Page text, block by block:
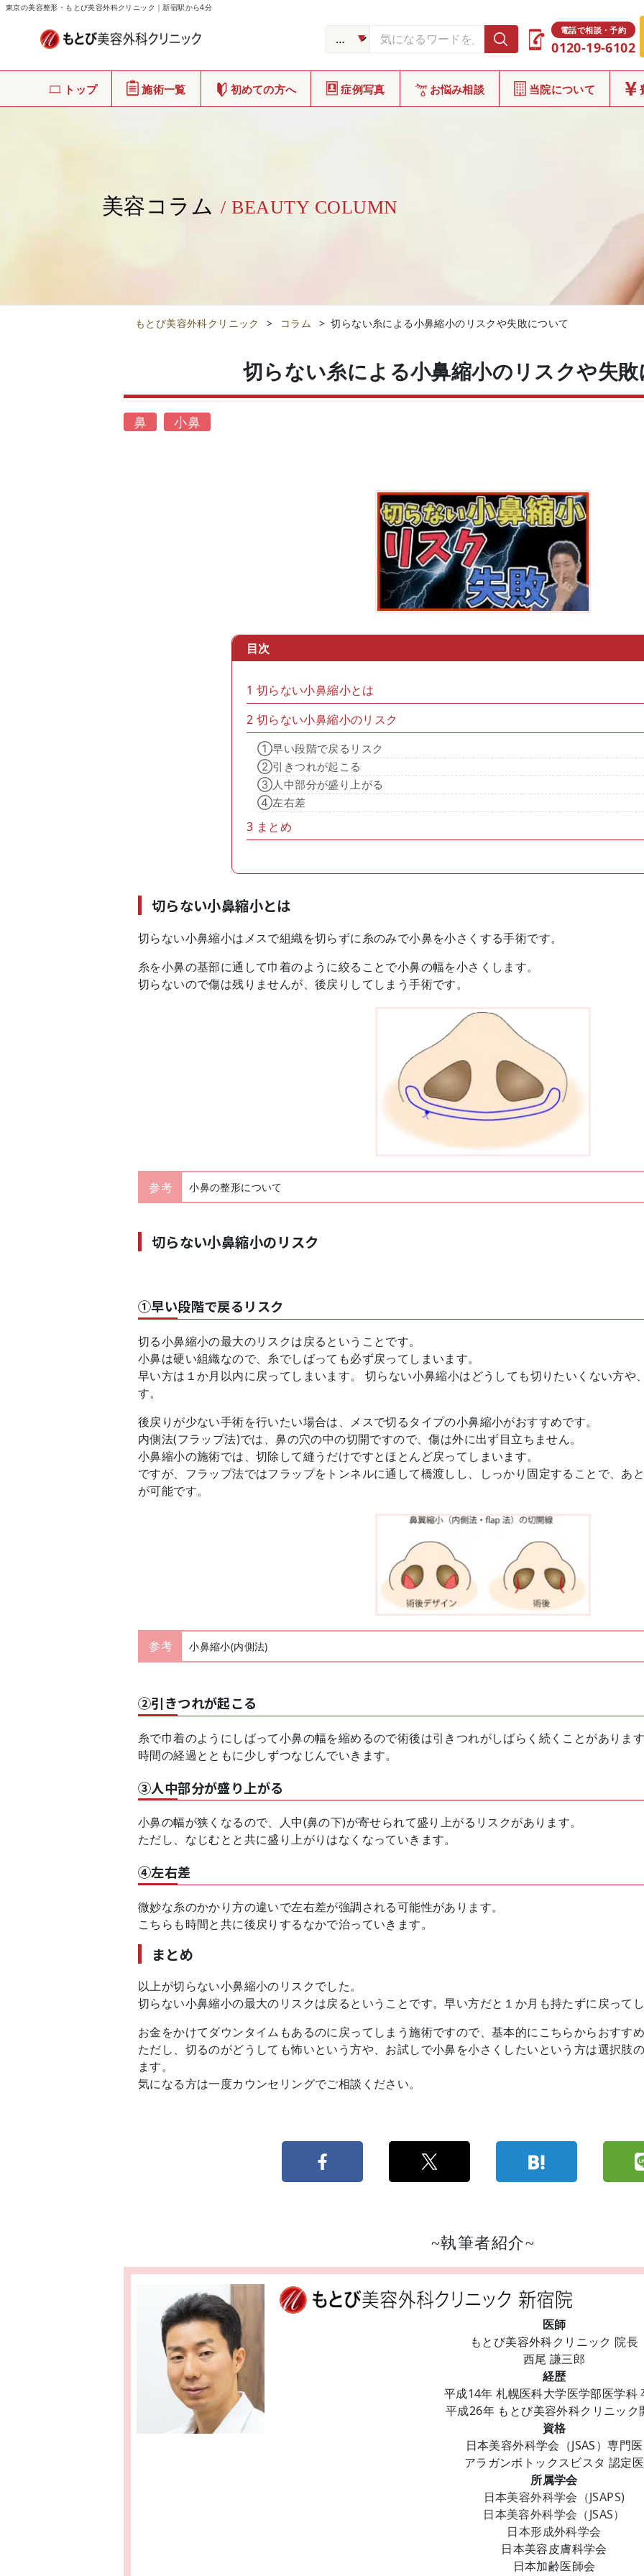
東京の美容整形・もとび美容外科クリニック｜新宿駅から4分
電話で相談・予約
0120-19-6102
トップ 施術一覧 初めての方へ 症例写真 お悩み相談 当院について
美容コラム / BEAUTY COLUMN
もとび美容外科クリニック > コラム > 切らない糸による小鼻縮小のリスクや失敗について
切らない糸による小鼻縮小のリスクや失
鼻 小鼻
目次
1 切らない小鼻縮小とは
2 切らない小鼻縮小のリスク
①早い段階で戻るリスク
②引きつれが起こる
③人中部分が盛り上がる
④左右差
3 まとめ
切らない小鼻縮小とは
切らない小鼻縮小はメスで組織を切らずに糸のみで小鼻を小さくする手術です。
糸を小鼻の基部に通して巾着のように絞ることで小鼻の幅を小さくします。
切らないので傷は残りませんが、後戻りしてしまう手術です。
参考 小鼻の整形について
切らない小鼻縮小のリスク
①早い段階で戻るリスク
切る小鼻縮小の最大のリスクは戻るということです。
小鼻は硬い組織なので、糸でしばっても必ず戻ってしまいます。
早い方は１か月以内に戻ってしまいます。 切らない小鼻縮小はどうしても切りたいくない方や
す。
後戻りが少ない手術を行いたい場合は、メスで切るタイプの小鼻縮小がおすすめです。
内側法(フラップ法)では、鼻の穴の中の切開ですので、傷は外に出ず目立ちません。
小鼻縮小の施術では、切除して縫うだけですとほとんど戻ってしまいます。
ですが、フラップ法ではフラップをトンネルに通して橋渡しし、しっかり固定することで、あ
が可能です。
参考 小鼻縮小(内側法)
②引きつれが起こる
糸で巾着のようにしばって小鼻の幅を縮めるので術後は引きつれがしばらく続くことがありま
時間の経過とともに少しずつなじんでいきます。
③人中部分が盛り上がる
小鼻の幅が狭くなるので、人中(鼻の下)が寄せられて盛り上がるリスクがあります。
ただし、なじむとと共に盛り上がりはなくなっていきます。
④左右差
微妙な糸のかかり方の違いで左右差が強調される可能性があります。
こちらも時間と共に後戻りするなかで治っていきます。
まとめ
以上が切らない小鼻縮小のリスクでした。
切らない小鼻縮小の最大のリスクは戻るということです。早い方だと１か月も持たずに戻って
お金をかけてダウンタイムもあるのに戻ってしまう施術ですので、基本的にこちらからおすす
ただし、切るのがどうしても怖いという方や、お試しで小鼻を小さくしたいという方は選択肢
ます。
気になる方は一度カウンセリングでご相談ください。
~執筆者紹介~
医師
もとび美容外科クリニック 院長
西尾 謙三郎
経歴
平成14年 札幌医科大学医学部医学科
平成26年 もとび美容外科クリニック
資格
日本美容外科学会（JSAS）専門医
アラガンボトックスビスタ 認定医
所属学会
日本美容外科学会（JSAPS)
日本美容外科学会（JSAS）
日本形成外科学会
日本美容皮膚科学会
日本加齢医師会